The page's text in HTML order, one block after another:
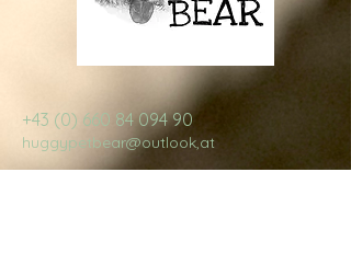
+43 (0) 660 84 094 90
huggypetbear@outlook,at